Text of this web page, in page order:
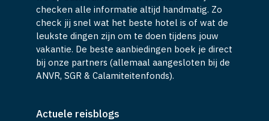
checken alle informatie altijd handmatig. Zo
check jij snel wat het beste hotel is of wat de
leukste dingen zijn om te doen tijdens jouw
vakantie. De beste aanbiedingen boek je direct
bij onze partners (allemaal aangesloten bij de
ANVR, SGR & Calamiteitenfonds).
Actuele reisblogs